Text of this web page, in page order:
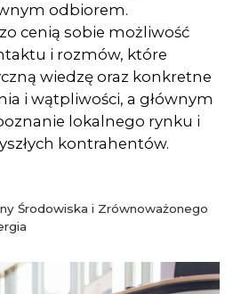
odbiorem.
cenią sobie możliwość
i rozmów, które
wiedzę oraz konkretne
i wątpliwości, a głównym
lokalnego rynku i
kontrahentów.
Środowiska i Zrównoważonego